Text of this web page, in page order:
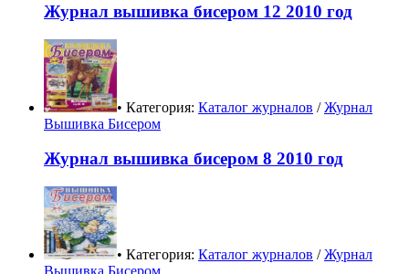
Журнал вышивка бисером 12 2010 год
• Категория: Каталог журналов /Журнал
Вышивка Бисером
Журнал вышивка бисером 8 2010 год
• Категория: Каталог журналов /Журнал